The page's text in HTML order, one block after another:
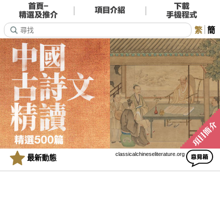
繁 簡
classicalchineseliterature.org
最新動態